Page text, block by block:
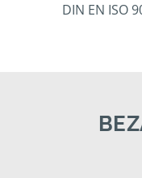
DIN EN ISO